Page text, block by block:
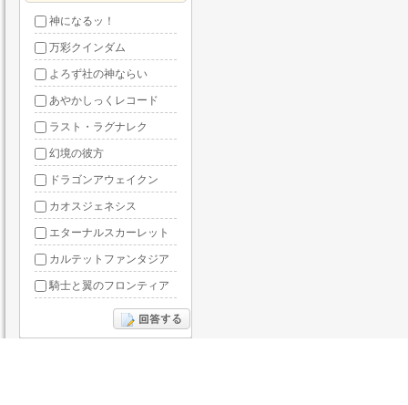
神になるッ！
万彩クインダム
よろず社の神ならい
あやかしっくレコード
ラスト・ラグナレク
幻境の彼方
ドラゴンアウェイクン
カオスジェネシス
エターナルスカーレット
カルテットファンタジア
騎士と翼のフロンティア
ドラグーン・ナイツ
ぶっ飛び三国